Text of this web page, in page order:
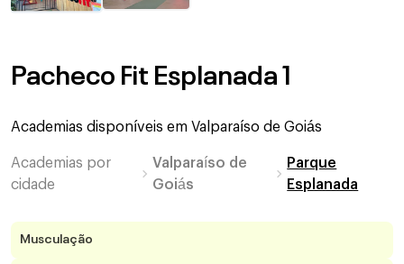
Pacheco Fit Esplanada 1
Academias disponíveis em Valparaíso de Goiás
Academias por
cidade
Valparaíso de
Goiás
Parque
Esplanada
Musculação